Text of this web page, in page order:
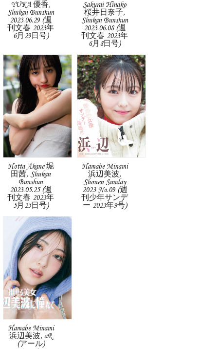
YUKA 優香,
Shukan Bunshun
2023.06.29 (週
刊文春 2023年
6月29日号)
Sakurai Hinako
桜井日奈子,
Shukan Bunshun
2023.06.08 (週
刊文春 2023年
6月8日号)
Hotta Akane 堀
田茜, Shukan
Bunshun
2023.05.25 (週
刊文春 2023年
5月25日号)
Hamabe Minami
浜辺美波,
Shonen Sunday
2023 No.09 (週
刊少年サンデ
ー 2023年9号)
Hamabe Minami
浜辺美波, aR
(アール)